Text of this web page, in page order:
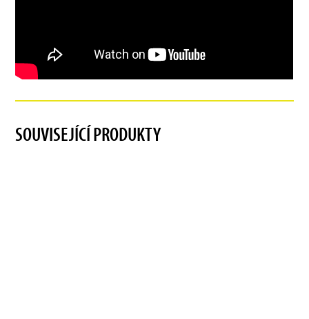
SOUVISEJÍCÍ PRODUKTY